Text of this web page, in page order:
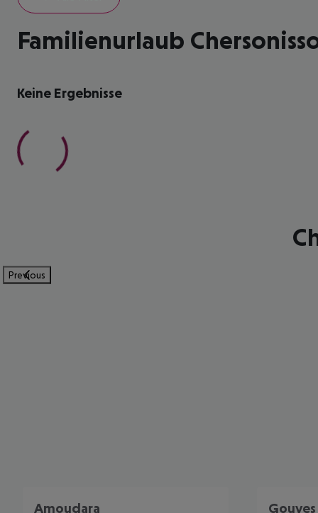
Familienurlaub
Keine Ergebnisse
Previous
Amoudara Gouves